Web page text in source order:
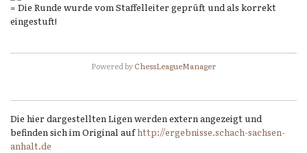
= Die Runde wurde vom Staffelleiter geprüft und als korrekt
eingestuft!
Powered byChessLeagueManager
Die hier dargestellten Ligen werden extern angezeigt und
befinden sich im Original aufhttp://ergebnisse.schach-sachsen-
anhalt.de